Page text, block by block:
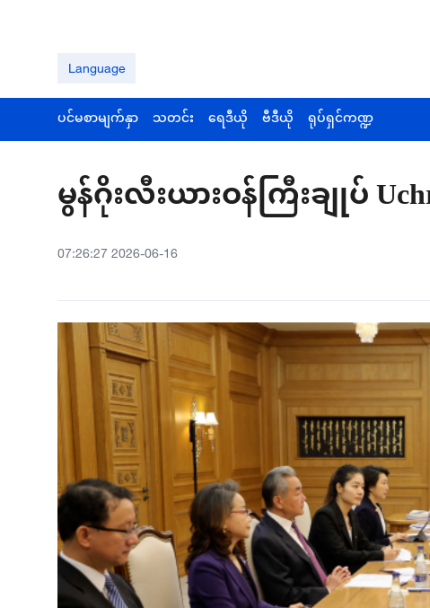
Language
ပင်မစာမျက်နှာ သတင်း ရေဒီယို ဗီဒီယို ရုပ်ရှင်ကဏ္ဍ
မွန်ဂိုးလီးယားဝန်ကြီးချုပ်
07:26:27 2026-06-16